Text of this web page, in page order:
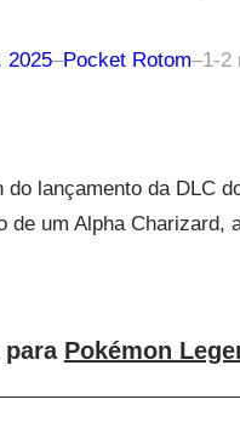
2025–Pocket Rotom–1-2
do lançamento da DLC
de um Alpha Charizard,
Pokémon